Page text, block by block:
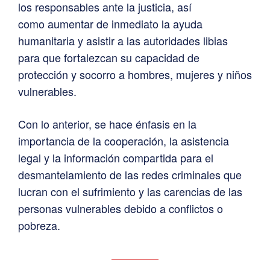
los responsables ante la justicia, así
como aumentar de inmediato la ayuda
humanitaria y asistir a las autoridades libias
para que fortalezcan su capacidad de
protección y socorro a hombres, mujeres y niños
vulnerables.
Con lo anterior, se hace énfasis en la
importancia de la cooperación, la asistencia
legal y la información compartida para el
desmantelamiento de las redes criminales que
lucran con el sufrimiento y las carencias de las
personas vulnerables debido a conflictos o
pobreza.